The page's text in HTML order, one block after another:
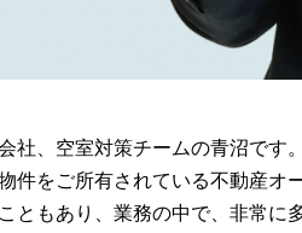
社、空室対策チームの青沼です。
件をご所有されている不動産オ
ともあり、業務の中で、非常に